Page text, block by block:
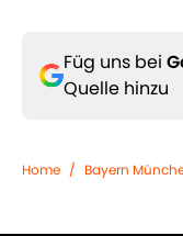
Füg uns bei
Quelle hinzu
Home / Bayern